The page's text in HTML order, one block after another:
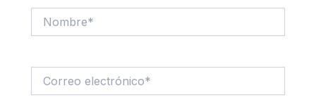
electrónico*